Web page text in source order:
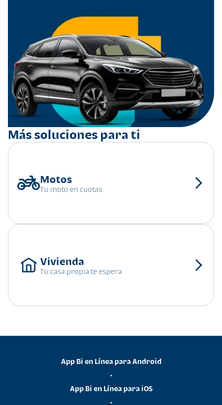
Más soluciones para ti
Tu moto en cuotas
Tu casa propia te espera
App Bi en Línea para Android
•
App Bi en Línea para iOS
•